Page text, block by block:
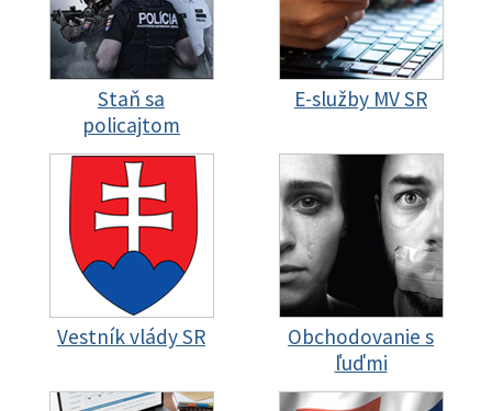
Staň sa
policajtom
E-služby MV SR
Vestník vlády SR
Obchodovanie s
ľuďmi